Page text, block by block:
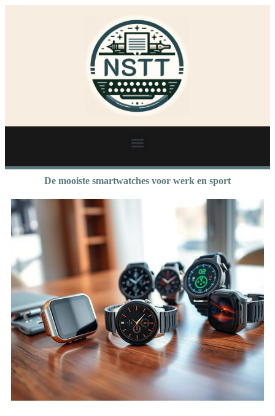
De mooiste smartwatches voor werk en sport